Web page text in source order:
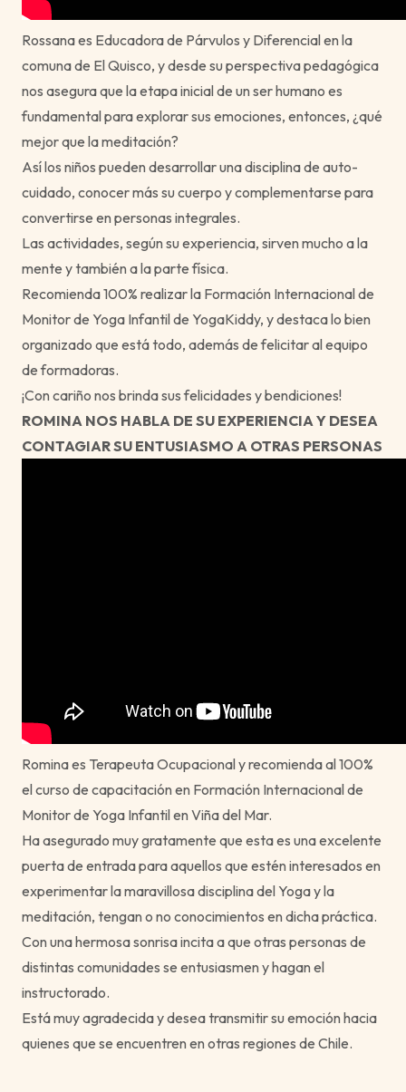
Rossana es Educadora de Párvulos y Diferencial en la
comuna de El Quisco, y desde su perspectiva pedagógica
nos asegura que la etapa inicial de un ser humano es
fundamental para explorar sus emociones, entonces, ¿qué
mejor que la meditación?
Así los niños pueden desarrollar una disciplina de auto-
cuidado, conocer más su cuerpo y complementarse para
convertirse en personas integrales.
Las actividades, según su experiencia, sirven mucho a la
mente y también a la parte física.
Recomienda 100% realizar la Formación Internacional de
Monitor de Yoga Infantil de YogaKiddy, y destaca lo bien
organizado que está todo, además de felicitar al equipo
de formadoras.
¡Con cariño nos brinda sus felicidades y bendiciones!
ROMINA NOS HABLA DE SU EXPERIENCIA Y DESEA
CONTAGIAR SU ENTUSIASMO A OTRAS PERSONAS
Romina es Terapeuta Ocupacional y recomienda al 100%
el curso de capacitación en Formación Internacional de
Monitor de Yoga Infantil en Viña del Mar.
Ha asegurado muy gratamente que esta es una excelente
puerta de entrada para aquellos que estén interesados en
experimentar la maravillosa disciplina del Yoga y la
meditación, tengan o no conocimientos en dicha práctica.
Con una hermosa sonrisa incita a que otras personas de
distintas comunidades se entusiasmen y hagan el
instructorado.
Está muy agradecida y desea transmitir su emoción hacia
quienes que se encuentren en otras regiones de Chile.